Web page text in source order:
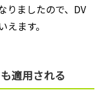
ましたので、 DV
ます。
適用される